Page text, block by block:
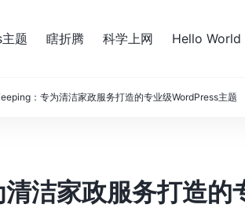
题 瞎折腾 科学上网 Hello World
：专为清洁家政服务打造的专业级WordPress主题
洁家政服务打造的